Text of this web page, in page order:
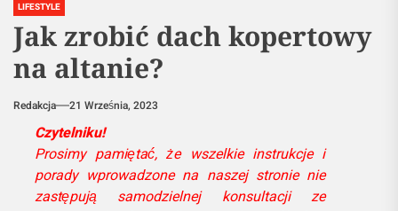
LIFESTYLE
Jak zrobić dach kopertowy
na altanie?
Redakcja 21 Września, 2023
Czytelniku!
Prosimy pamiętać, że wszelkie instrukcje i
porady wprowadzone na naszej stronie nie
zastępują samodzielnej konsultacji ze